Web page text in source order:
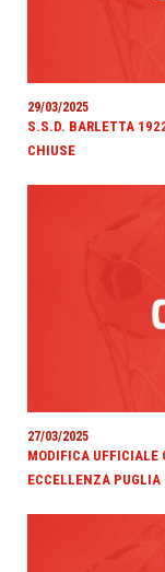
29/03/2025
S.S.D. BARLETTA
CHIUSE
27/03/2025
MODIFICA UFFICIALE
ECCELLENZA PUGLIA